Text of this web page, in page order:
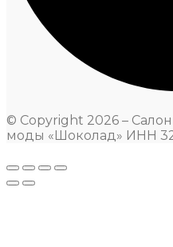
© Copyright 2026 –
моды «Шоколад» ИНН